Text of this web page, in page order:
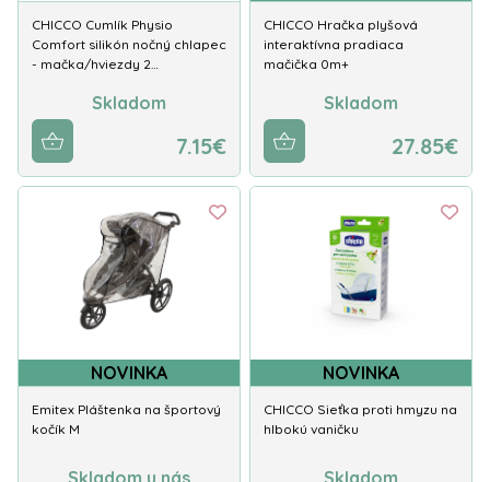
CHICCO Cumlík Physio
Comfort silikón nočný chlapec
- mačka/hviezdy 2…
Skladom
7.15€
CHICCO Hračka plyšová
interaktívna pradiaca
mačička 0m+
Skladom
27.85€
NOVINKA
Emitex Pláštenka na športový
kočík M
Skladom u nás
NOVINKA
CHICCO Sieťka proti hmyzu na
hlbokú vaničku
Skladom